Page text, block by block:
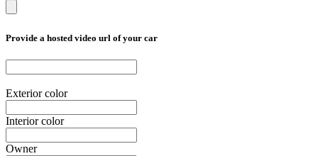
Provide a hosted video url of your car
Exterior color
Interior color
Owner